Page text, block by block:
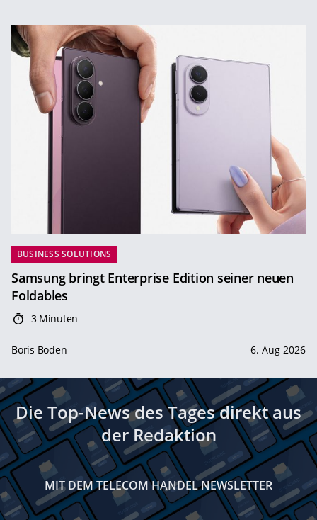
BUSINESS SOLUTIONS
Samsung bringt Enterprise Edition seiner neuen
Foldables
3 Minuten
Boris Boden 6. Aug 2026
Die Top-News des Tages direkt aus
der Redaktion
MIT DEM TELECOM HANDEL NEWSLETTER